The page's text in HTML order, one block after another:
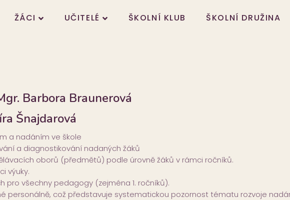
ŽÁCI UČITELÉ ŠKOLNÍ KLUB ŠKOLNÍ DRUŽINA
Barbora Braunerová
Šnajdarová
a nadáním ve škole
a diagnostikování nadaných žáků
oborů (předmětů) podle úrovně žáků v rámci ročníků.
výuky.
pro všechny pedagogy (zejména 1. ročníků).
personálně, což představuje systematickou pozornost tématu rozvoje